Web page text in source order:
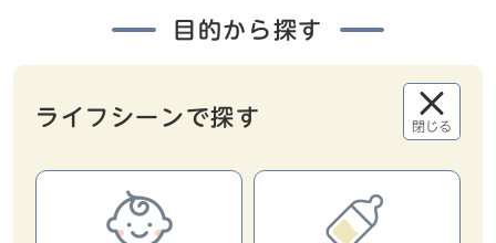
目的から探す
ライフシーンで探す 閉じる